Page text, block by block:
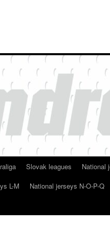
Slovak leagues National
L-M National jerseys N-O-P-Q